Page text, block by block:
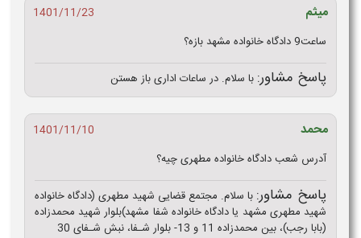
میثم
1401/11/23
ساعت9 دادگاه خانواده مشهد بازه؟
پاسخ مشاور: با سلام. در ساعات اداری باز هستن
محمد
1401/11/10
آدرس شعب دادگاه خانواده مطهری چیه؟
پاسخ مشاور: با سلام. مجتمع قضایی شهید مطهری (دادگاه خانواده
شهید مطهری مشهد یا دادگاه خانواده شفا مشهد)بلوار شهید محمدزاده
(بابا رجب)، بین محمدزاده 11 و 13- بلوار شـفا، نبش شـفای 30